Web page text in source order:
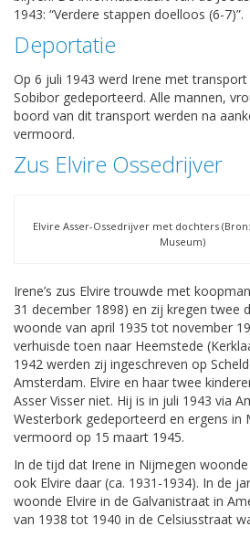
1943: “Verdere stappen doelloos (6-7)”.
Deportatie
Op 6 juli 1943 werd Irene met
Sobibor gedeporteerd. Alle mannen,
boord van dit transport werden na
vermoord.
Zus Elvire Ossedrijver
Elvire Asser-Ossedrijver met dochters
Museum)
Irene’s zus Elvire trouwde met
31 december 1898) en zij kregen twee
woonde van april 1935 tot november
verhuisde toen naar Heemstede
1942 werden zij ingeschreven op
Amsterdam. Elvire en haar twee
Asser Visser niet. Hij is in juli 1943 via
Westerbork gedeporteerd en ergens in
vermoord op 15 maart 1945.
In de tijd dat Irene in Nijmegen
ook Elvire daar (ca. 1931-1934). In de
woonde Elvire in de Galvanistraat in
van 1938 tot 1940 in de Celsiusstraat